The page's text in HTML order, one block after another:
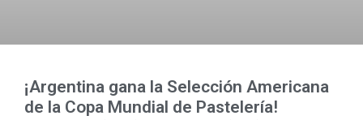
¡Argentina gana la Selección Americana
de la Copa Mundial de Pastelería!